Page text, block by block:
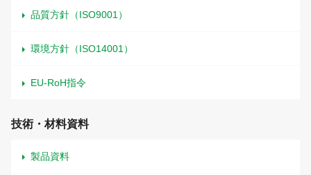
品質方針（ISO9001）
環境方針（ISO14001）
EU-RoH指令
技術・材料資料
製品資料